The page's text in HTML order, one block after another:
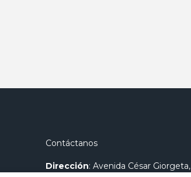
Contáctanos
Dirección: Avenida César Giorgeta,